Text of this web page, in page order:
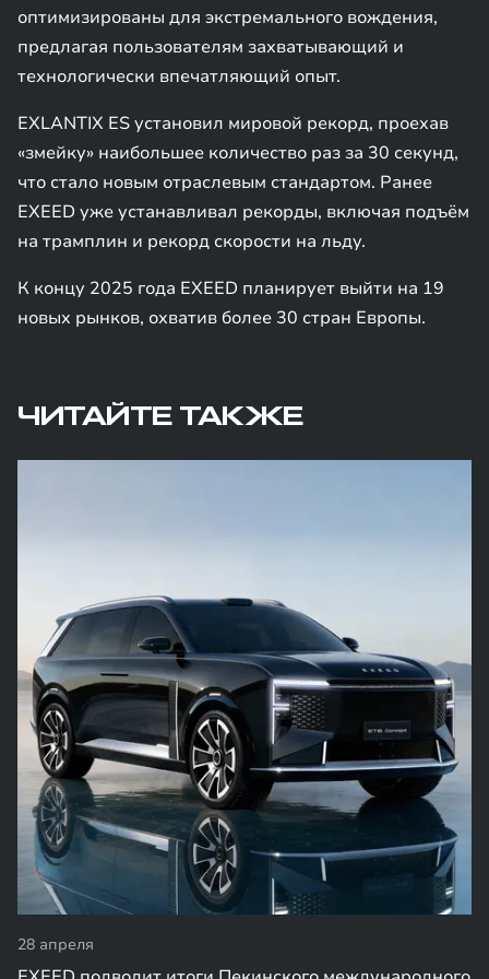
оптимизированы для экстремального вождения,
предлагая пользователям захватывающий и
технологически впечатляющий опыт.
EXLANTIX ES установил мировой рекорд, проехав
«змейку» наибольшее количество раз за 30 секунд,
что стало новым отраслевым стандартом. Ранее
EXEED уже устанавливал рекорды, включая подъём
на трамплин и рекорд скорости на льду.
К концу 2025 года EXEED планирует выйти на 19
новых рынков, охватив более 30 стран Европы.
ЧИТАЙТЕ ТАКЖЕ
24 апреля